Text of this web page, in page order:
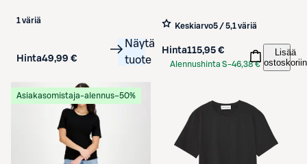
1 väriä
Hinta49,99 €
Näytä
tuote
Keskiarvo5 / 5,1 väriä
Hinta115,95 €
Alennushinta S-46,38 €
Lisää
ostoskoriin
Asiakasomistaja-alennus−50%